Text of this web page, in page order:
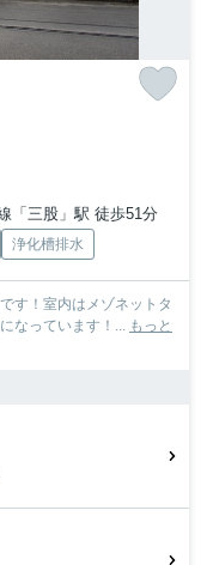
「三股」駅 徒歩51分
浄化槽排水
す！室内はメゾネットタ
なっています！... もっと